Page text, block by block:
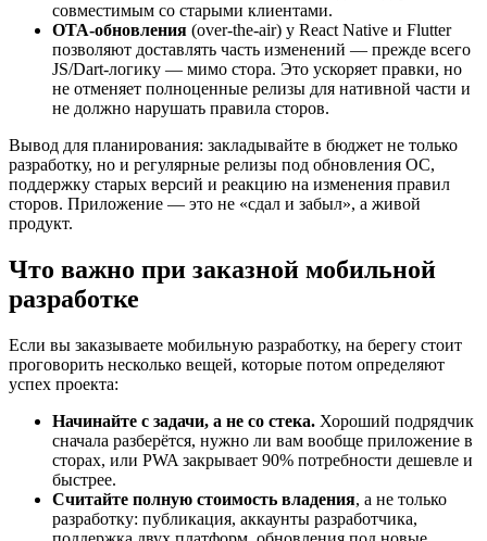
совместимым со старыми клиентами.
OTA-обновления (over-the-air) у React Native и Flutter
позволяют доставлять часть изменений — прежде всего
JS/Dart-логику — мимо стора. Это ускоряет правки, но
не отменяет полноценные релизы для нативной части и
не должно нарушать правила сторов.
Вывод для планирования: закладывайте в бюджет не только
разработку, но и регулярные релизы под обновления ОС,
поддержку старых версий и реакцию на изменения правил
сторов. Приложение — это не «сдал и забыл», а живой
продукт.
Что важно при заказной мобильной
разработке
Если вы заказываете мобильную разработку, на берегу стоит
проговорить несколько вещей, которые потом определяют
успех проекта:
Начинайте с задачи, а не со стека. Хороший подрядчик
сначала разберётся, нужно ли вам вообще приложение в
сторах, или PWA закрывает 90% потребности дешевле и
быстрее.
Считайте полную стоимость владения, а не только
разработку: публикация, аккаунты разработчика,